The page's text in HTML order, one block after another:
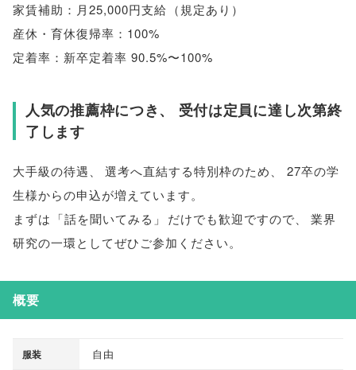
家賃補助：月25,000円支給 （規定あり ）
産休・育休復帰率：100%
定着率：新卒定着率 90.5%〜100%
人気の推薦枠につき、
受付は定員に達し次第終
了します
大手級の待遇、 選考へ直結する特別枠のため、
27卒の学
生様からの申込が増えています。
まずは 「話を聞いてみる 」 だけでも歓迎ですので、
業界
研究の一環としてぜひご参加ください。
概要
服装 自由